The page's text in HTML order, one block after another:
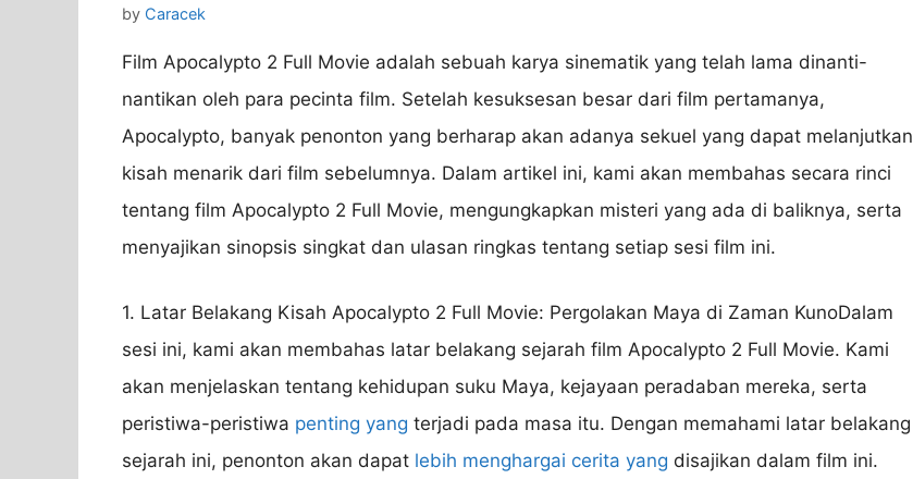
by Caracek
Film Apocalypto 2 Full Movie adalah sebuah karya sinematik yang telah lama dinanti-
nantikan oleh para pecinta film. Setelah kesuksesan besar dari film pertamanya,
Apocalypto, banyak penonton yang berharap akan adanya sekuel yang dapat melanjutkan
kisah menarik dari film sebelumnya. Dalam artikel ini, kami akan membahas secara rinci
tentang film Apocalypto 2 Full Movie, mengungkapkan misteri yang ada di baliknya, serta
menyajikan sinopsis singkat dan ulasan ringkas tentang setiap sesi film ini.
1. Latar Belakang Kisah Apocalypto 2 Full Movie: Pergolakan Maya di Zaman KunoDalam
sesi ini, kami akan membahas latar belakang sejarah film Apocalypto 2 Full Movie. Kami
akan menjelaskan tentang kehidupan suku Maya, kejayaan peradaban mereka, serta
peristiwa-peristiwa penting yang terjadi pada masa itu. Dengan memahami latar belakang
sejarah ini, penonton akan dapat lebih menghargai cerita yang disajikan dalam film ini.